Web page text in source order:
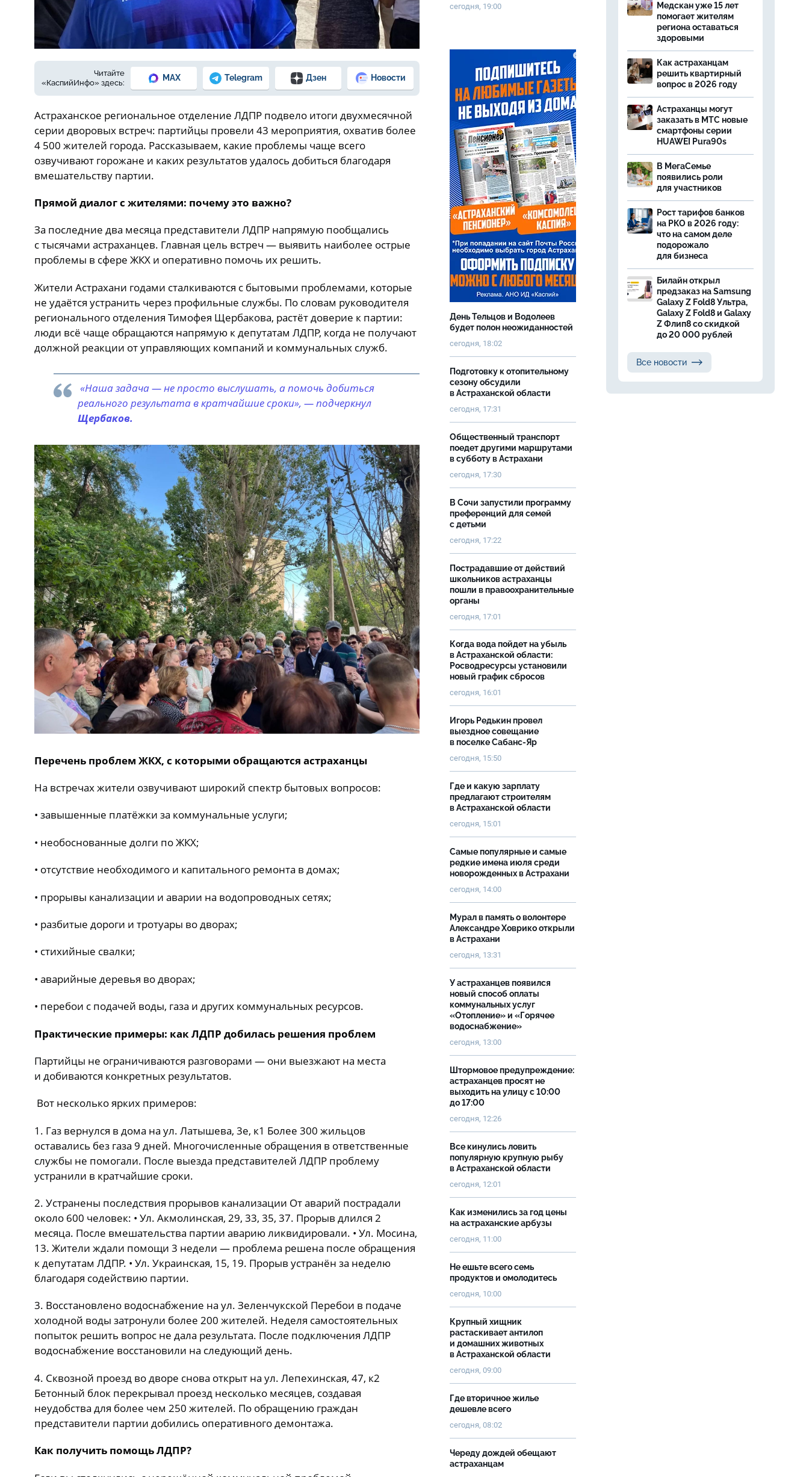
Читайте
«КаспийИнфо» здесь:
MAX Telegram Дзен Новости
Астраханское региональное отделение ЛДПР подвело итоги двухмесячной
серии дворовых встреч: партийцы провели 43 мероприятия, охватив более
4 500 жителей города. Рассказываем, какие проблемы чаще всего
озвучивают горожане и каких результатов удалось добиться благодаря
вмешательству партии.
Прямой диалог с жителями: почему это важно?
За последние два месяца представители ЛДПР напрямую пообщались
с тысячами астраханцев. Главная цель встреч — выявить наиболее острые
проблемы в сфере ЖКХ и оперативно помочь их решить.
Жители Астрахани годами сталкиваются с бытовыми проблемами, которые
не удаётся устранить через профильные службы. По словам руководителя
регионального отделения Тимофея Щербакова, растёт доверие к партии:
люди всё чаще обращаются напрямую к депутатам ЛДПР, когда не получают
должной реакции от управляющих компаний и коммунальных служб.
«Наша задача — не просто выслушать, а помочь добиться
реального результата в кратчайшие сроки», — подчеркнул
Щербаков.
Перечень проблем ЖКХ, с которыми обращаются астраханцы
На встречах жители озвучивают широкий спектр бытовых вопросов:
• завышенные платёжки за коммунальные услуги;
• необоснованные долги по ЖКХ;
• отсутствие необходимого и капитального ремонта в домах;
• прорывы канализации и аварии на водопроводных сетях;
• разбитые дороги и тротуары во дворах;
• стихийные свалки;
• аварийные деревья во дворах;
• перебои с подачей воды, газа и других коммунальных ресурсов.
Практические примеры: как ЛДПР добилась решения проблем
Партийцы не ограничиваются разговорами — они выезжают на места
и добиваются конкретных результатов.
Вот несколько ярких примеров:
1. Газ вернулся в дома на ул. Латышева, 3е, к1 Более 300 жильцов
оставались без газа 9 дней. Многочисленные обращения в ответственные
службы не помогали. После выезда представителей ЛДПР проблему
устранили в кратчайшие сроки.
2. Устранены последствия прорывов канализации От аварий пострадали
около 600 человек: • Ул. Акмолинская, 29, 33, 35, 37. Прорыв длился 2
месяца. После вмешательства партии аварию ликвидировали. • Ул. Мосина,
13. Жители ждали помощи 3 недели — проблема решена после обращения
к депутатам ЛДПР. • Ул. Украинская, 15, 19. Прорыв устранён за неделю
благодаря содействию партии.
3. Восстановлено водоснабжение на ул. Зеленчукской Перебои в подаче
холодной воды затронули более 200 жителей. Неделя самостоятельных
попыток решить вопрос не дала результата. После подключения ЛДПР
водоснабжение восстановили на следующий день.
4. Сквозной проезд во дворе снова открыт на ул. Лепехинская, 47, к2
Бетонный блок перекрывал проезд несколько месяцев, создавая
неудобства для более чем 250 жителей. По обращению граждан
представители партии добились оперативного демонтажа.
Как получить помощь ЛДПР?
сегодня, 19:00
День Тельцов и Водолеев
будет полон неожиданностей
сегодня, 18:02
Подготовку к отопительному
сезону обсудили
в Астраханской области
сегодня, 17:31
Общественный транспорт
поедет другими маршрутами
в субботу в Астрахани
сегодня, 17:30
В Сочи запустили программу
преференций для семей
с детьми
сегодня, 17:22
Пострадавшие от действий
школьников астраханцы
пошли в правоохранительные
органы
сегодня, 17:01
Когда вода пойдет на убыль
в Астраханской области:
Росводресурсы установили
новый график сбросов
сегодня, 16:01
Игорь Редькин провел
выездное совещание
в поселке Сабанс-Яр
сегодня, 15:50
Где и какую зарплату
предлагают строителям
в Астраханской области
сегодня, 15:01
Самые популярные и самые
редкие имена июля среди
новорожденных в Астрахани
сегодня, 14:00
Мурал в память о волонтере
Александре Ховрико открыли
в Астрахани
сегодня, 13:31
У астраханцев появился
новый способ оплаты
коммунальных услуг
«Отопление» и «Горячее
водоснабжение»
сегодня, 13:00
Штормовое предупреждение:
астраханцев просят не
выходить на улицу с 10:00
до 17:00
сегодня, 12:26
Все кинулись ловить
популярную крупную рыбу
в Астраханской области
сегодня, 12:01
Как изменились за год цены
на астраханские арбузы
сегодня, 11:00
Не ешьте всего семь
продуктов и омолодитесь
сегодня, 10:00
Крупный хищник
растаскивает антилоп
и домашних животных
в Астраханской области
сегодня, 09:00
Где вторичное жилье
дешевле всего
сегодня, 08:02
Череду дождей обещают
астраханцам
Медскан уже 15 лет
помогает жителям
региона оставаться
здоровыми
Как астраханцам
решить квартирный
вопрос в 2026 году
Астраханцы могут
заказать в МТС новые
смартфоны серии
HUAWEI Pura90s
В МегаСемье
появились роли
для участников
Рост тарифов банков
на РКО в 2026 году:
что на самом деле
подорожало
для бизнеса
Билайн открыл
предзаказ на Samsung
Galaxy Z Fold8 Ультра,
Galaxy Z Fold8 и Galaxy
Z Флип8 со скидкой
до 20 000 рублей
Все новости